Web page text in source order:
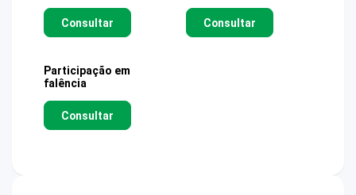
Consultar Consultar
Participação em
falência
Consultar